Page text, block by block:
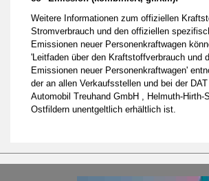
Weitere Informationen zum offiziellen
Stromverbrauch und den offiziellen
Emissionen neuer Personenkraftwagen
'Leitfaden über den Kraftstoffverbrauch und
Emissionen neuer Personenkraftwagen'
der an allen Verkaufsstellen und bei der
Automobil Treuhand GmbH , Helmuth-Hirth-
Ostfildern unentgeltlich erhältlich ist.